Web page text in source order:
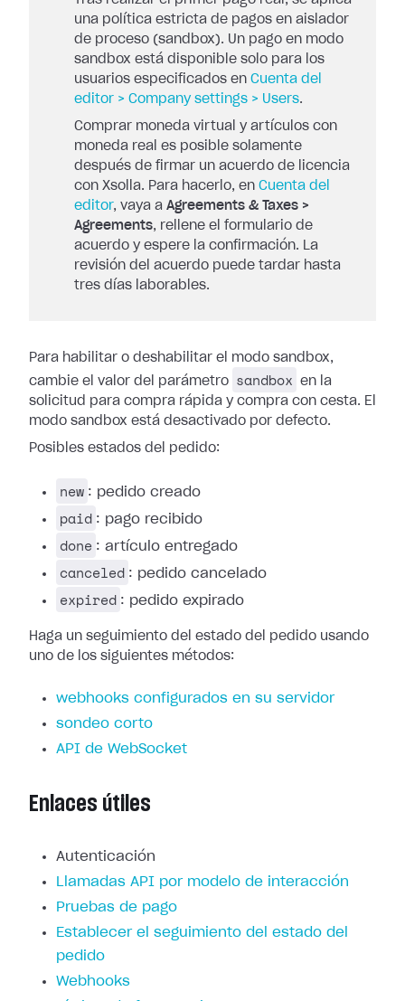
una política estricta de pagos en aislador
de proceso (sandbox). Un pago en modo
sandbox está disponible solo para los
usuarios especificados en Cuenta del
editor > Company settings > Users.
Comprar moneda virtual y artículos con
moneda real es posible solamente
después de firmar un acuerdo de licencia
con Xsolla. Para hacerlo, en Cuenta del
editor, vaya a Agreements & Taxes >
Agreements, rellene el formulario de
acuerdo y espere la confirmación. La
revisión del acuerdo puede tardar hasta
tres días laborables.
Para habilitar o deshabilitar el modo sandbox,
cambie el valor del parámetro
sandbox
en la
solicitud para compra rápida y compra con cesta. El
modo sandbox está desactivado por defecto.
Posibles estados del pedido:
new : pedido creado
paid : pago recibido
done : artículo entregado
canceled : pedido cancelado
expired : pedido expirado
Haga un seguimiento del estado del pedido usando
uno de los siguientes métodos:
webhooks configurados en su servidor
sondeo corto
API de WebSocket
Enlaces útiles
Autenticación
Llamadas API por modelo de interacción
Pruebas de pago
Establecer el seguimiento del estado del
pedido
Webhooks